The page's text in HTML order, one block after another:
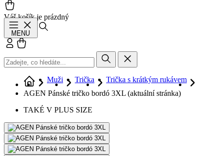
Váš košík je prázdný
MENU
Přihlásit se
Muži Trička
Trička s krátkým rukávem
AGEN Pánské tričko bordó 3XL (aktuální stránka)
TAKÉ V PLUS SIZE